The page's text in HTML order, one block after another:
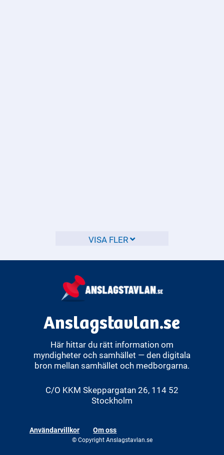
VISA FLER
Anslagstavlan.se
Här hittar du rätt information om
myndigheter och samhället — den digitala
bron mellan samhället och medborgarna.
C/O KKM Skeppargatan 26, 114 52
Stockholm
Användarvillkor Om oss
© Copyright Anslagstavlan.se